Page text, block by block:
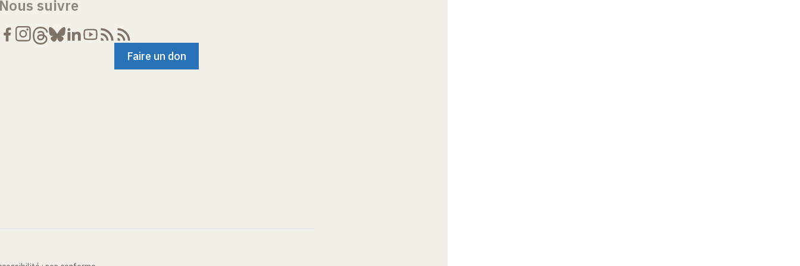
suivre
Faire un don